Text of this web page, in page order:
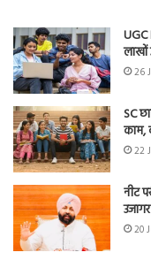
लाखों
26
SC
काम,
22
नीट
20